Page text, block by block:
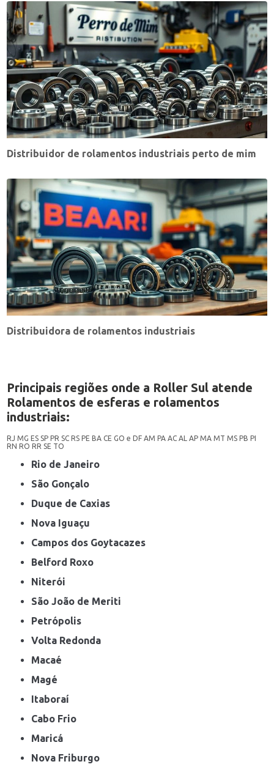
Distribuidor de rolamentos industriais perto de mim
Distribuidora de rolamentos industriais
Principais regiões onde a Roller Sul atende
Rolamentos de esferas e rolamentos
industriais:
RJ MG ES SP PR SC RS PE BA CE GO e DF AM PA AC AL AP MA MT MS PB PI
RN RO RR SE TO
Rio de Janeiro
São Gonçalo
Duque de Caxias
Nova Iguaçu
Campos dos Goytacazes
Belford Roxo
Niterói
São João de Meriti
Petrópolis
Volta Redonda
Macaé
Magé
Itaboraí
Cabo Frio
Maricá
Nova Friburgo